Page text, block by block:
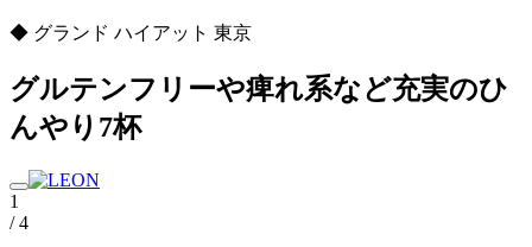
◆ グランド ハイアット 東京
グルテンフリーや痺れ系など充実のひ
んやり7杯
1
/ 4